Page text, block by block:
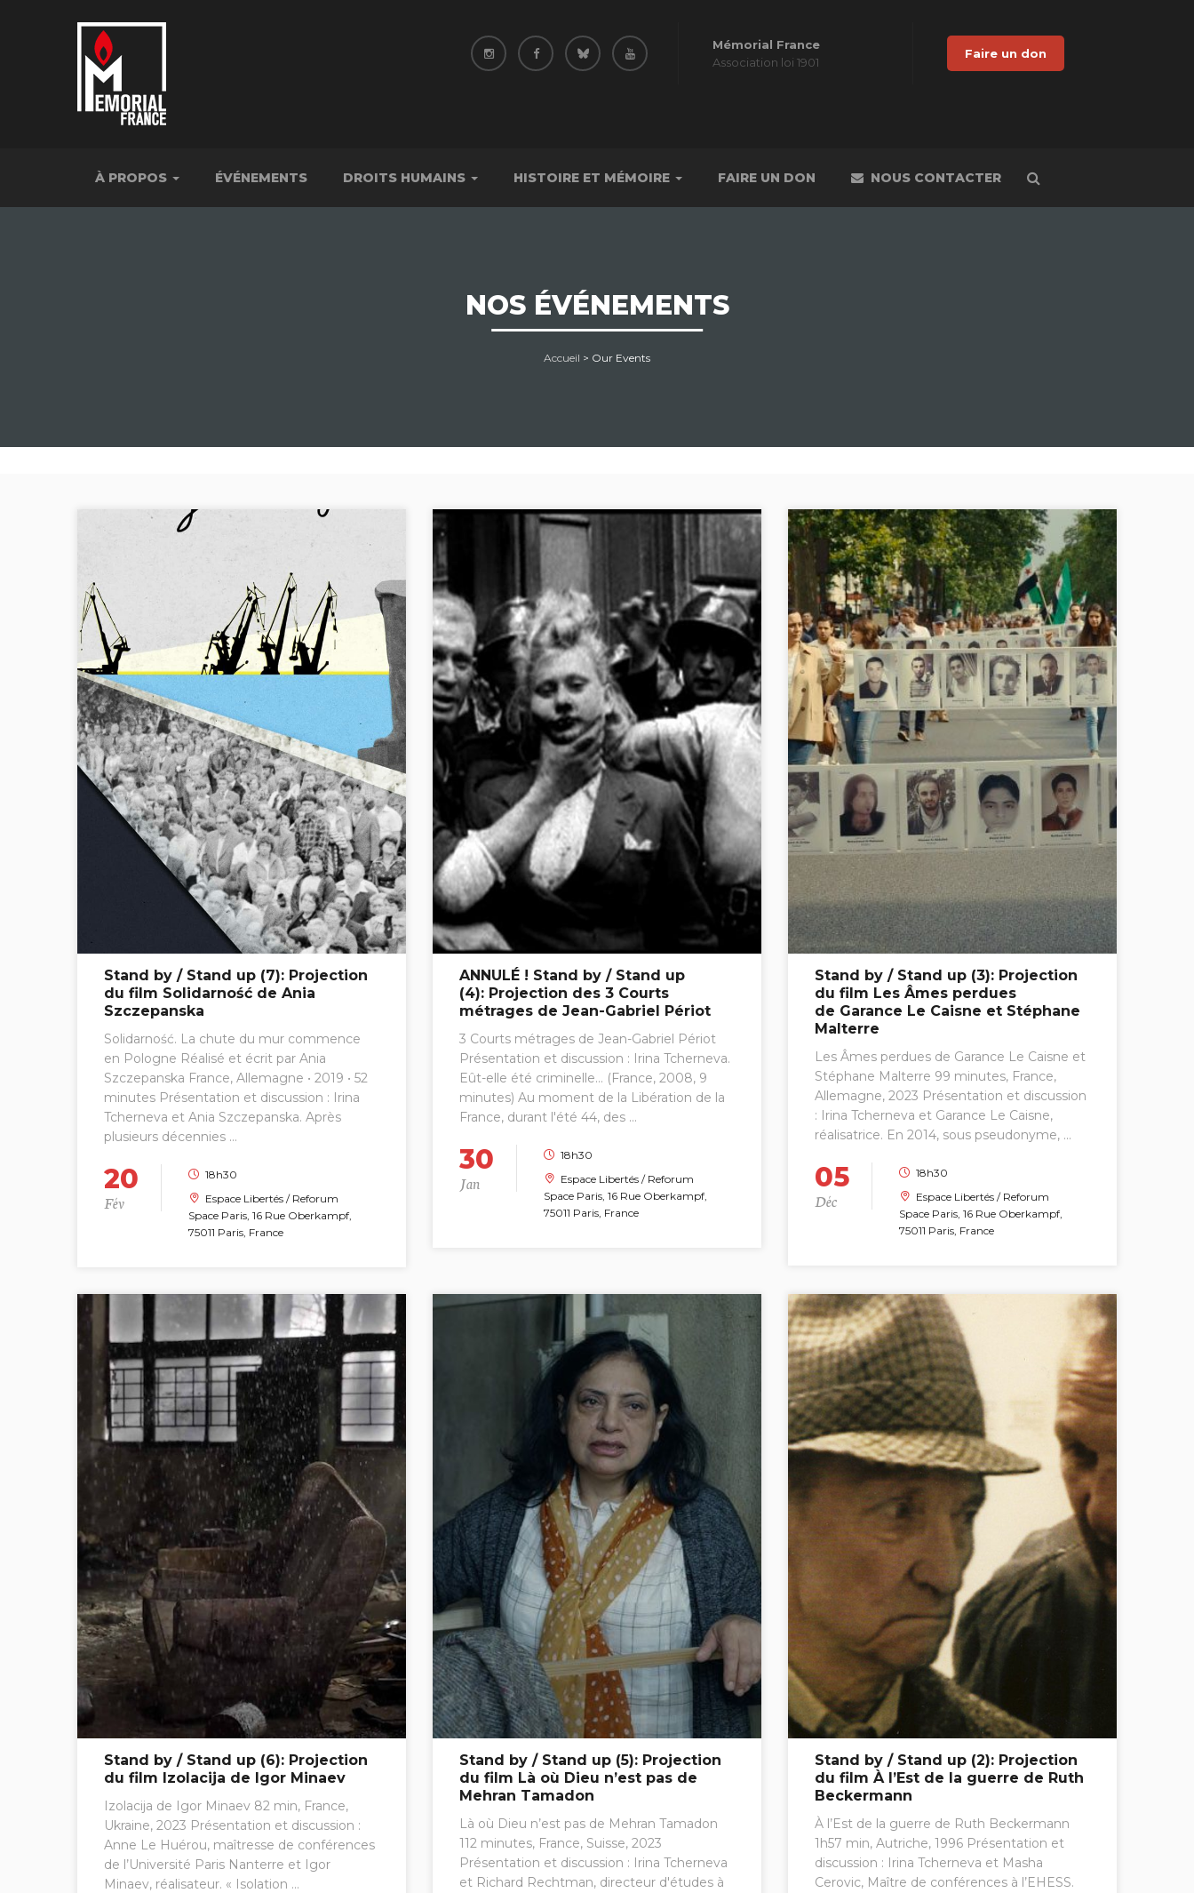
Mémorial France
Association loi 1901
Faire un don
À PROPOS ÉVÉNEMENTS DROITS HUMAINS HISTOIRE ET MÉMOIRE FAIRE UN DON NOUS CONTACTER
NOS ÉVÉNEMENTS
Accueil > Our Events
Stand by / Stand up (7): Projection
du film Solidarność⁠ de Ania
Szczepanska
Solidarność⁠. La chute du mur commence
en Pologne Réalisé et écrit par Ania
Szczepanska France, Allemagne • 2019 • 52
minutes Présentation et discussion : Irina
Tcherneva et Ania Szczepanska. Après
plusieurs décennies ...
20
Fév
18h30
Espace Libertés / Reforum
Space Paris, 16 Rue Oberkampf,
75011 Paris, France
ANNULÉ ! Stand by / Stand up
(4): Projection des 3 Courts
métrages de Jean-Gabriel Périot
3 Courts métrages de Jean-Gabriel Périot
Présentation et discussion : Irina Tcherneva.
Eût-elle été criminelle… (France, 2008, 9
minutes) Au moment de la Libération de la
France, durant l'été 44, des ...
30
Jan
18h30
Espace Libertés / Reforum
Space Paris, 16 Rue Oberkampf,
75011 Paris, France
Stand by / Stand up (3): Projection
du film Les Âmes perdues
de Garance Le Caisne et Stéphane
Malterre
Les Âmes perdues de Garance Le Caisne et
Stéphane Malterre 99 minutes, France,
Allemagne, 2023 Présentation et discussion
: Irina Tcherneva et Garance Le Caisne,
réalisatrice. En 2014, sous pseudonyme, ...
05
Déc
18h30
Espace Libertés / Reforum
Space Paris, 16 Rue Oberkampf,
75011 Paris, France
Stand by / Stand up (6): Projection
du film Izolacija de Igor Minaev
Izolacija de Igor Minaev 82 min, France,
Ukraine, 2023 Présentation et discussion :
Anne Le Huérou, maîtresse de conférences
de l’Université Paris Nanterre et Igor
Minaev, réalisateur. « Isolation ...
Stand by / Stand up (5): Projection
du film Là où Dieu n’est pas de
Mehran Tamadon
Là où Dieu n’est pas de Mehran Tamadon
112 minutes, France, Suisse, 2023
Présentation et discussion : Irina Tcherneva
et Richard Rechtman, directeur d'études à
Stand by / Stand up (2): Projection
du film À l’Est de la guerre de Ruth
Beckermann
À l’Est de la guerre de Ruth Beckermann
1h57 min, Autriche, 1996 Présentation et
discussion : Irina Tcherneva et Masha
Cerovic, Maître de conférences à l’EHESS.